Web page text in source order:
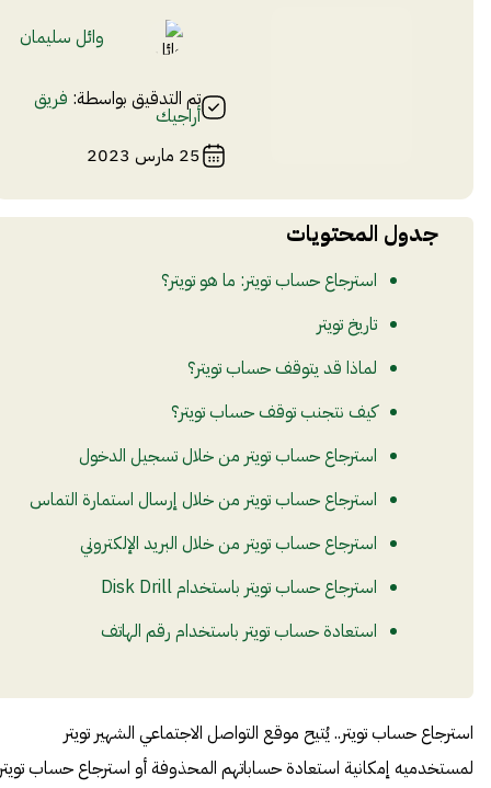
وائل سليمان
تم التدقيق بواسطة: فريق
أراجيك
25 مارس 2023
جدول المحتويات
استرجاع حساب تويتر: ما هو تويتر؟
تاريخ تويتر
لماذا قد يتوقف حساب تويتر؟
كيف نتجنب توقف حساب تويتر؟
استرجاع حساب تويتر من خلال تسجيل الدخول
استرجاع حساب تويتر من خلال إرسال استمارة التماس
استرجاع حساب تويتر من خلال البريد الإلكتروني
استرجاع حساب تويتر باستخدام Disk Drill
استعادة حساب تويتر باستخدام رقم الهاتف
استرجاع حساب تويتر.. يُتيح موقع التواصل الاجتماعي الشهير تويتر
لمستخدميه إمكانية استعادة حساباتهم المحذوفة أو استرجاع حساب